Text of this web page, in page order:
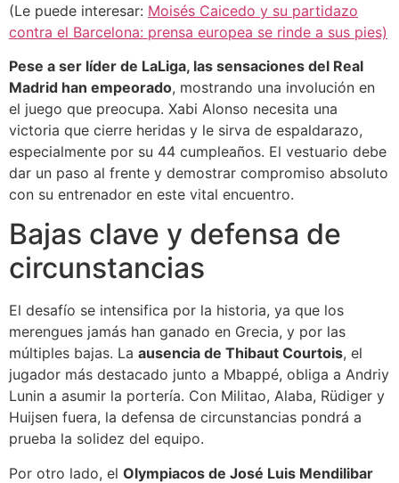
(Le puede interesar: Moisés Caicedo y su partidazo
contra el Barcelona: prensa europea se rinde a sus pies)
Pese a ser líder de LaLiga, las sensaciones del Real
Madrid han empeorado, mostrando una involución en
el juego que preocupa. Xabi Alonso necesita una
victoria que cierre heridas y le sirva de espaldarazo,
especialmente por su 44 cumpleaños. El vestuario debe
dar un paso al frente y demostrar compromiso absoluto
con su entrenador en este vital encuentro.
Bajas clave y defensa de
circunstancias
El desafío se intensifica por la historia, ya que los
merengues jamás han ganado en Grecia, y por las
múltiples bajas. La ausencia de Thibaut Courtois, el
jugador más destacado junto a Mbappé, obliga a Andriy
Lunin a asumir la portería. Con Militao, Alaba, Rüdiger y
Huijsen fuera, la defensa de circunstancias pondrá a
prueba la solidez del equipo.
Por otro lado, el Olympiacos de José Luis Mendilibar